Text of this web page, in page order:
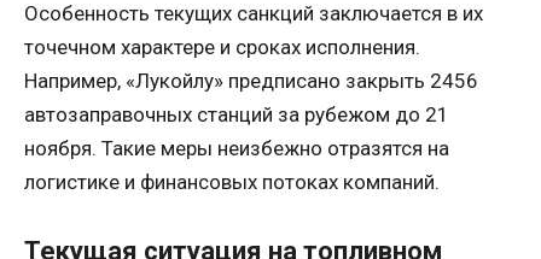
Особенность текущих санкций заключается в их
точечном характере и сроках исполнения.
Например, «Лукойлу» предписано закрыть 2456
автозаправочных станций за рубежом до 21
ноября. Такие меры неизбежно отразятся на
логистике и финансовых потоках компаний.
Текущая ситуация на топливном